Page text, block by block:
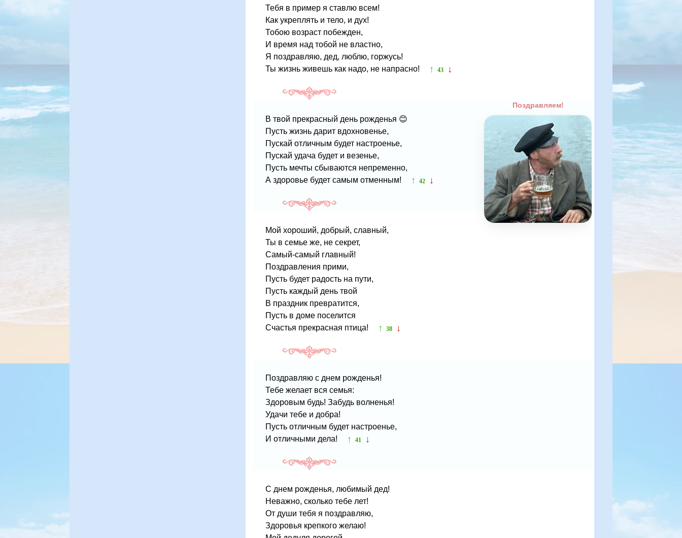
Тебя в пример я ставлю всем!
Как укреплять и тело, и дух!
Тобою возраст побежден,
И время над тобой не властно,
Я поздравляю, дед, люблю, горжусь!
Ты жизнь живешь как надо, не напрасно!
↑ 43 ↓
Поздравляем!
В твой прекрасный день рожденья 😊
Пусть жизнь дарит вдохновенье,
Пускай отличным будет настроенье,
Пускай удача будет и везенье,
Пусть мечты сбываются непременно,
А здоровье будет самым отменным!
↑ 42 ↓
Мой хороший, добрый, славный,
Ты в семье же, не секрет,
Самый-самый главный!
Поздравления прими,
Пусть будет радость на пути,
Пусть каждый день твой
В праздник превратится,
Пусть в доме поселится
Счастья прекрасная птица!
↑ 38 ↓
Поздравляю с днем рожденья!
Тебе желает вся семья:
Здоровым будь! Забудь волненья!
Удачи тебе и добра!
Пусть отличным будет настроенье,
И отличными дела!
↑ 41 ↓
С днем рожденья, любимый дед!
Неважно, сколько тебе лет!
От души тебя я поздравляю,
Здоровья крепкого желаю!